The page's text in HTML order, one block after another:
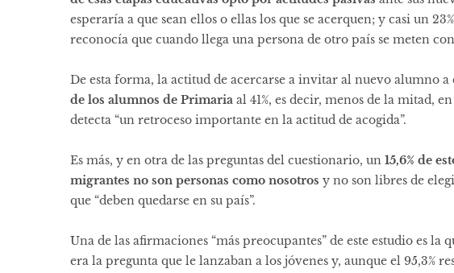
esperaría a que sean ellos o ellas los que se acerquen; y casi un
reconocía que cuando llega una persona de otro país se meten
De esta forma, la actitud de acercarse a invitar al nuevo alumno a
de los alumnos de Primaria al 41%, es decir, menos de la mitad,
detecta “un retroceso importante en la actitud de acogida”.
Es más, y en otra de las preguntas del cuestionario, un 15,6% de
migrantes no son personas como nosotros y no son libres de
que “deben quedarse en su país”.
Una de las afirmaciones “más preocupantes” de este estudio es la
era la pregunta que le lanzaban a los jóvenes y, aunque el 95,3%